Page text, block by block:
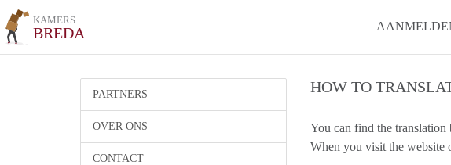
KAMERS
BREDA
PARTNERS
OVER ONS
CONTACT
HOW TO
You can find the
When you visit the website